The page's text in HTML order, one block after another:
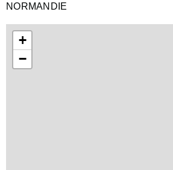
NORMANDIE
+
−